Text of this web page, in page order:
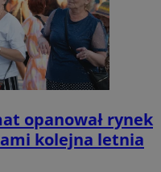
opanował rynek
kolejna letnia